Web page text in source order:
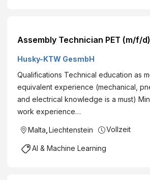
Assembly Technician PET (m/f/d)
Husky-KTW GesmbH
Qualifications Technical education as
equivalent experience (mechanical,
and electrical knowledge is a must)
work experience…
Malta Liechtenstein Vollzeit
AI & Machine Learning